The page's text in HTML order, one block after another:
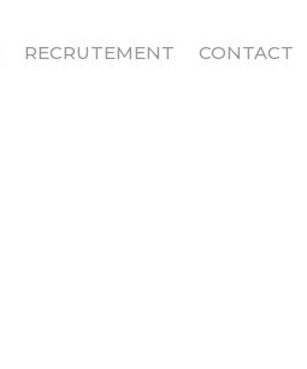
RECRUTEMENT CONTACT